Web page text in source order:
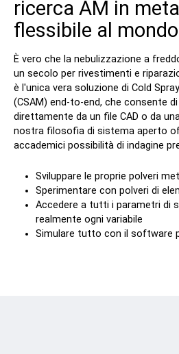
Seguiteci
X Facebook LinkedIn YouTube
ricerca AM in
flessibile al mondo
È vero che la nebulizzazione a
un secolo per rivestimenti e
è l'unica vera soluzione di Cold
(CSAM) end-to-end, che consente
direttamente da un file CAD o da
nostra filosofia di sistema aperto
accademici possibilità di indagine
Sviluppare le proprie polveri
Sperimentare con polveri di
Accedere a tutti i parametri di
realmente ogni variabile
Simulare tutto con il software